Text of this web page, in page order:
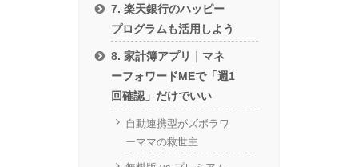
7. 楽天銀行のハッピー
プログラムも活用しよう
8. 家計簿アプリ｜マネ
ーフォワードMEで「週1
回確認」だけでいい
自動連携型がズボラワ
ーママの救世主